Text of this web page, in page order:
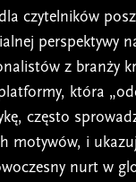
czytelników
perspektywy
z branży
która
często
motywów, i
nurt w